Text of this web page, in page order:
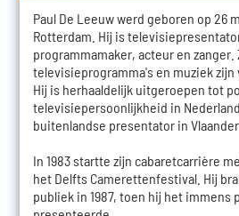
Paul De Leeuw werd geboren op 26
Rotterdam. Hij is
programmamaker, acteur en zanger.
televisieprogramma's en muziek zijn
Hij is herhaaldelijk uitgeroepen tot
televisiepersoonlijkheid in
buitenlandse presentator in
In 1983 startte zijn cabaretcarrière
het Delfts Camerettenfestival. Hij
publiek in 1987, toen hij het immens